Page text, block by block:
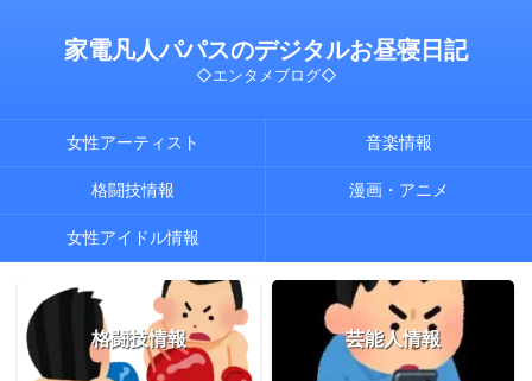
家電凡人パパスのデジタルお昼寝日記
◇エンタメブログ◇
女性アーティスト 音楽情報
格闘技情報 漫画・アニメ
女性アイドル情報
格闘技情報 芸能人情報